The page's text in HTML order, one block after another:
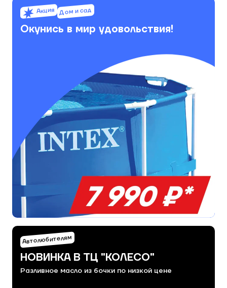
Акция Дом и сад
Окунись в мир удовольствия!
Автолюбителям
НОВИНКА В ТЦ "КОЛЕСО"
Разливное масло из бочки по низкой цене